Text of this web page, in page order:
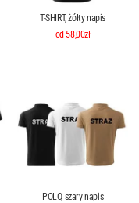
T-SHIRT, żółty napis
od 58,00zł
POLO, szary napis